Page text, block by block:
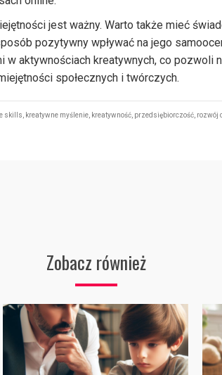
jest ważny. Warto także mieć
pozytywny wpływać na jego
aktywnościach kreatywnych, co pozwoli
społecznych i twórczych.
skills kreatywne myślenie kreatywność przedsiębiorczość rozwój
Zobacz również